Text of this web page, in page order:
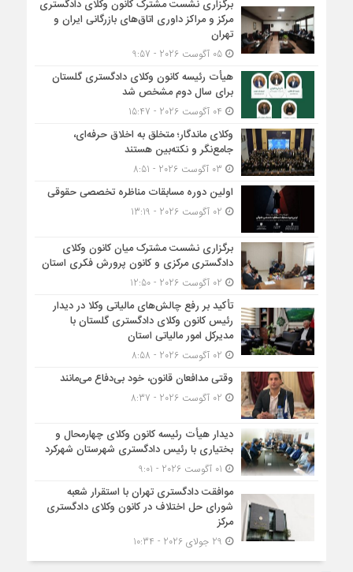
برگزاری نشست مشترک کانون وکلای دادگستری
مرکز و مراکز داوری اتاق‌های بازرگانی ایران و
تهران
05 آگوست 2026 - 9:57
هیأت ‌رئیسه کانون وکلای دادگستری گلستان
برای سال دوم مشخص شد
وکلای ماندگار؛ متخلق به اخلاق حرفه‌ای،
جامع‌نگر و نکته‌بین هستند
اولین دوره مسابقات مناظره تخصصی حقوقی
برگزاری نشست مشترک میان کانون وکلای
دادگستری مرکزی و کانون پرورش فکری استان
تأکید بر رفع چالش‌های مالیاتی وکلا در دیدار
رئیس کانون وکلای دادگستری گلستان با
مدیرکل امور مالیاتی استان
وقتی مدافعان قانون، خود بی‌دفاع می‌مانند
دیدار هیأت رئیسه کانون وکلای چهارمحال و
بختیاری با رئیس دادگستری شهرستان شهرکرد
موافقت دادگستری تهران با استقرار شعبه
شورای حل اختلاف در کانون وکلای دادگستری
مرکز